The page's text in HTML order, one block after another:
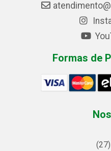
Formas de